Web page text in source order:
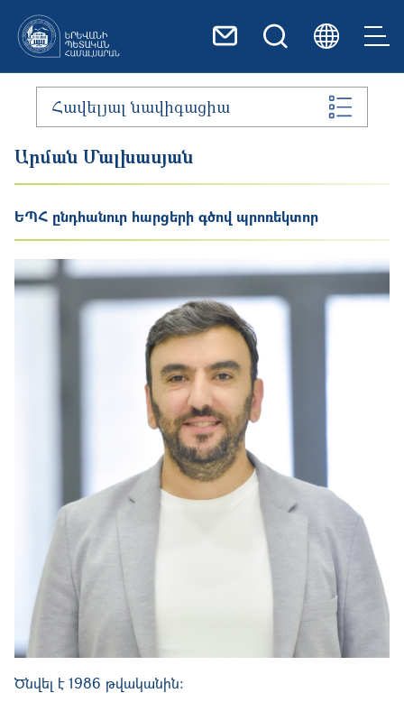
Հավելյալ նավիգացիա
Արման Մալխասյան
ԵՊՀ ընդհանուր հարցերի գծով պրոռեկտոր
Ծնվել է 1986 թվականին: